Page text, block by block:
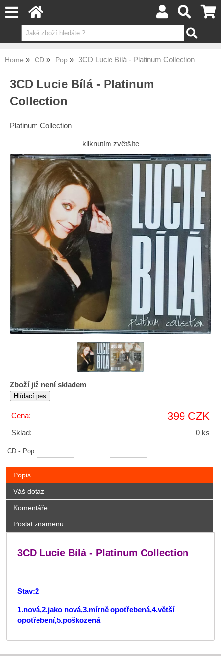
Home CD Pop 3CD Lucie Bílá - Platinum Collection
3CD Lucie Bílá - Platinum
Collection
Platinum Collection
kliknutím zvětšíte
Zboží již není skladem
Cena: 399 CZK
Sklad: 0 ks
CD - Pop
Popis
Váš dotaz
Komentáře
Poslat známénu
3CD Lucie Bílá - Platinum Collection
Stav:2
1.nová,2.jako nová,3.mírně opotřebená,4.větší
opotřebení,5.poškozená